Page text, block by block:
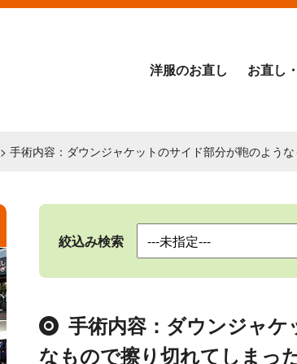
洋服のお直し お直し
> 手術内容：ダウンジャケットのサイド部分が鞄のような
絞込み検索
手術内容：ダウンジャ
なもので擦り切れてしまった